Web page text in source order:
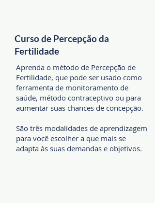
Curso de Percepção da
Fertilidade
Aprenda o método de Percepção de
Fertilidade, que pode ser usado como
ferramenta de monitoramento de
saúde, método contraceptivo ou para
aumentar suas chances de concepção.
São três modalidades de aprendizagem
para você escolher a que mais se
adapta às suas demandas e objetivos.